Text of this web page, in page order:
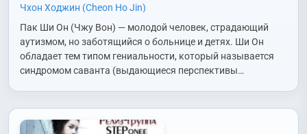
Чхон Ходжин (Cheon Ho Jin)
Пак Ши Он (Чжу Вон) — молодой человек, страдающий
аутизмом, но заботящийся о больнице и детях. Ши Он
обладает тем типом гениальности, который называется
синдромом саванта (выдающиеся перспективы…